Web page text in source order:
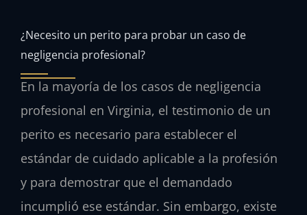
¿Necesito un perito para probar un caso de
negligencia profesional?
En la mayoría de los casos de negligencia
profesional en Virginia, el testimonio de un
perito es necesario para establecer el
estándar de cuidado aplicable a la profesión
y para demostrar que el demandado
incumplió ese estándar. Sin embargo, existe